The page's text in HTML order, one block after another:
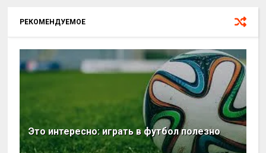
РЕКОМЕНДУЕМОЕ
Это интересно: играть в футбол полезно